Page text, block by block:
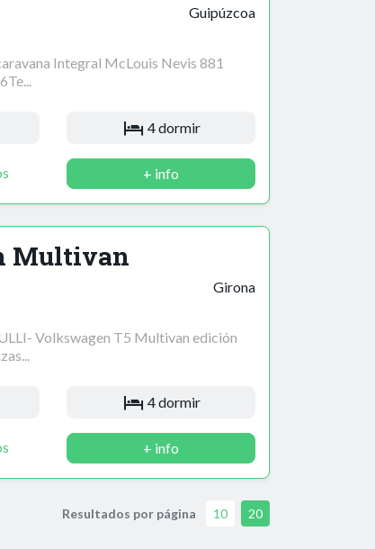
Guipúzcoa
Integral McLouis Nevis 881
4 dormir
+ info
Multivan
Girona
Volkswagen T5 Multivan edición
4 dormir
+ info
Resultados por página 10 20